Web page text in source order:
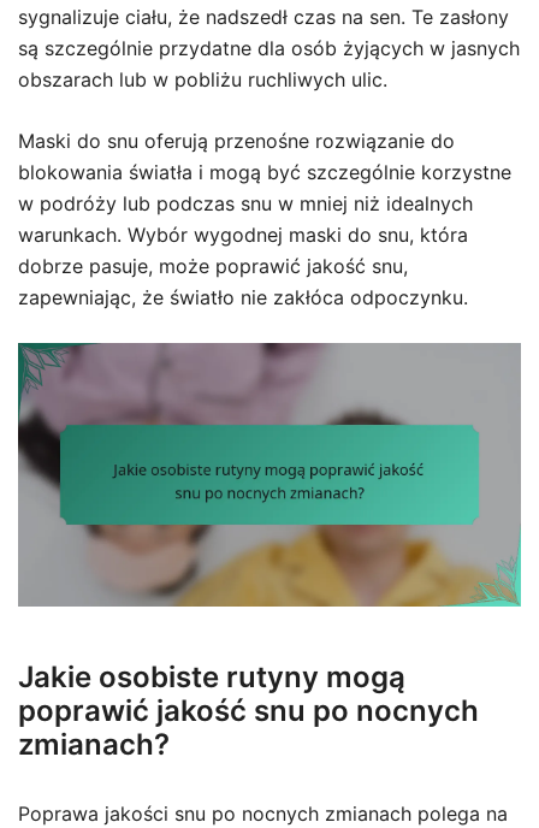
sygnalizuje ciału, że nadszedł czas na sen. Te zasłony
są szczególnie przydatne dla osób żyjących w jasnych
obszarach lub w pobliżu ruchliwych ulic.
Maski do snu oferują przenośne rozwiązanie do
blokowania światła i mogą być szczególnie korzystne
w podróży lub podczas snu w mniej niż idealnych
warunkach. Wybór wygodnej maski do snu, która
dobrze pasuje, może poprawić jakość snu,
zapewniając, że światło nie zakłóca odpoczynku.
Jakie osobiste rutyny mogą
poprawić jakość snu po nocnych
zmianach?
Poprawa jakości snu po nocnych zmianach polega na